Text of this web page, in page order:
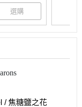
/焦糖鹽之花